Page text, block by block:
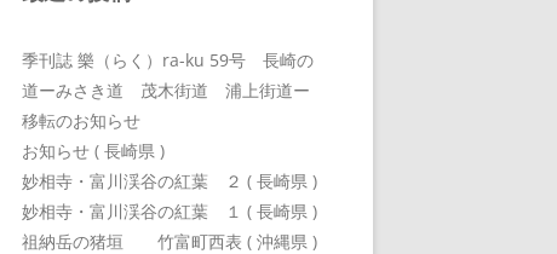
季刊誌 樂（らく）ra-ku 59号 長崎の
道ーみさき道 茂木街道 浦上街道ー
移転のお知らせ
お知らせ ( 長崎県 )
妙相寺・富川渓谷の紅葉 ２ ( 長崎県 )
妙相寺・富川渓谷の紅葉 １ ( 長崎県 )
祖納岳の猪垣 竹富町西表 ( 沖縄県 )